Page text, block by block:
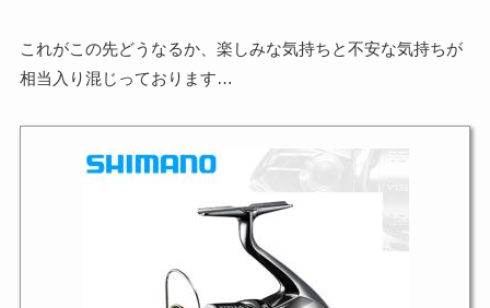
これがこの先どうなるか、楽しみな気持ちと不安な気持ちが
相当入り混じっております…